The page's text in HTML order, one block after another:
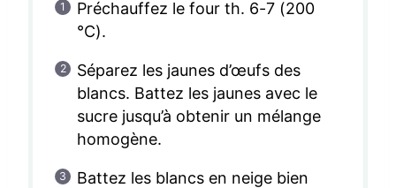
Préchauffez le four th. 6-7 (200
°C).
Séparez les jaunes d’œufs des
blancs. Battez les jaunes avec le
sucre jusqu’à obtenir un mélange
homogène.
Battez les blancs en neige bien